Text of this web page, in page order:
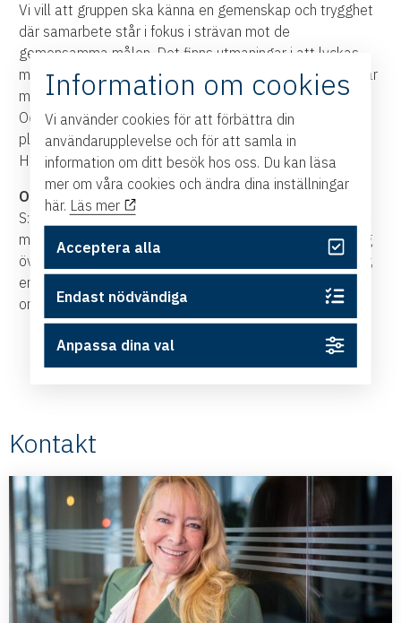
Vi vill att gruppen ska känna en gemenskap och trygghet
där samarbete står i fokus i strävan mot de
gemensamma målen. Det finns utmaningar i att lyckas
med det när vi leder på plats, men hur gör man det då när
medarbetare är utspridda och många arbetar hemifrån?
Och vad händer med dig som medarbetare, som helt
plötsligt ställts själv att utföra arbetet, ofta hemifrån?
Hur fungerar det att arbeta på distans? Och hur mår du?
OM OSS S:T LUKAS I ÖSTERGÖTLAND:
S:t Lukas är en idéburen organisation med professionella
mottagningar för psykoterapi, handledning och utbildning
över hela Sverige. De erbjuder tjänster till privatpersoner,
enskilda personer såväl som par, samt anställda i
organisationer och företag.
Kontakt
Information om cookies
Vi använder cookies för att förbättra din
användarupplevelse och för att samla in
information om ditt besök hos oss. Du kan läsa
mer om våra cookies och ändra dina inställningar
här. Läs mer
Acceptera alla
Endast nödvändiga
Anpassa dina val